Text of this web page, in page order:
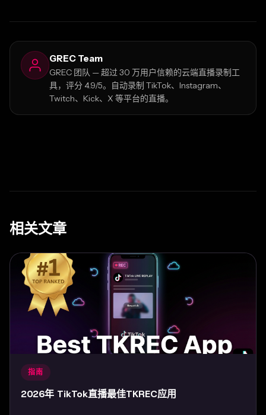
GREC Team
GREC 团队 — 超过 30 万用户信赖的云端直播录制工
具，评分 4.9/5。自动录制 TikTok、Instagram、
Twitch、Kick、X 等平台的直播。
相关文章
指南
2026年 TikTok直播最佳TKREC应用